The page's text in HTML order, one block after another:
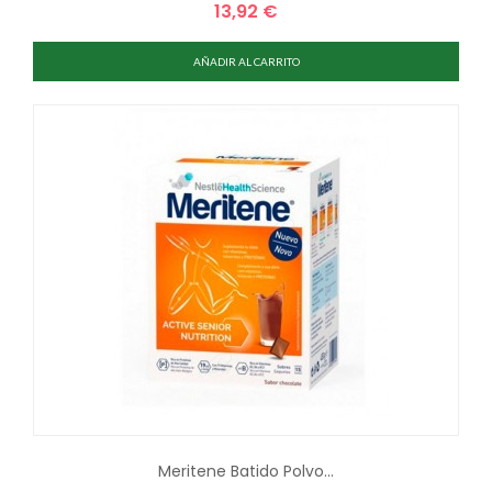
Precio
13,92 €
AÑADIR AL CARRITO
Meritene Batido Polvo...